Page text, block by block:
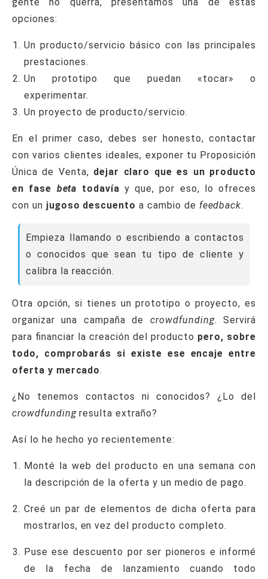
opciones:
Un producto/servicio básico con las principales
prestaciones.
Un prototipo que puedan «tocar» o
experimentar.
Un proyecto de producto/servicio.
En el primer caso, debes ser honesto, contactar
con varios clientes ideales, exponer tu Proposición
Única de Venta, dejar claro que es un producto
en fase beta todavía y que, por eso, lo ofreces
con un jugoso descuento a cambio de feedback.
Empieza llamando o escribiendo a contactos
o conocidos que sean tu tipo de cliente y
calibra la reacción.
Otra opción, si tienes un prototipo o proyecto, es
organizar una campaña decrowdfunding. Servirá
para financiar la creación del producto pero, sobre
todo, comprobarás si existe ese encaje entre
oferta y mercado.
¿No tenemos contactos ni conocidos? ¿Lo del
crowdfundingresulta extraño?
Así lo he hecho yo recientemente:
Monté la web del producto en una semana con
la descripción de la oferta y un medio de pago.
Creé un par de elementos de dicha oferta para
mostrarlos, en vez del producto completo.
Puse ese descuento por ser pioneros e informé
de la fecha de lanzamiento cuando todo